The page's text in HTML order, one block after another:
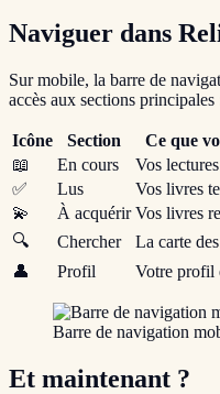
Naviguer dans
Sur mobile, la barre de
accès aux sections principales
Icône Section
Ce que
📖
En cours
Vos
✅
Lus
Vos livres
💫
À acquérir Vos livres
🔍
Chercher
La carte
👤
Profil Votre profil
Barre de navigation
Et maintenant ?